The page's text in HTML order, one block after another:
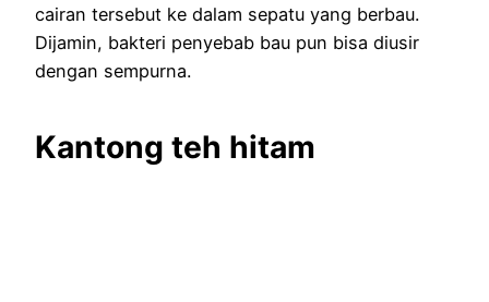
cairan tersebut ke dalam sepatu yang berbau.
Dijamin, bakteri penyebab bau pun bisa diusir
dengan sempurna.
Kantong teh hitam